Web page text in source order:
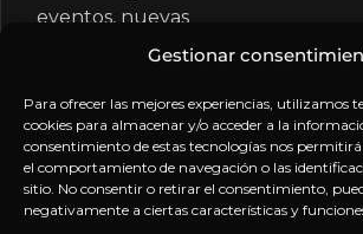
Gestionar
Para ofrecer las mejores experiencias, utilizamos
cookies para almacenar y/o acceder a la
consentimiento de estas tecnologías nos
el comportamiento de navegación o las
sitio. No consentir o retirar el consentimiento,
negativamente a ciertas características y
eventos, nuevas
publicaciones y
suscripción.